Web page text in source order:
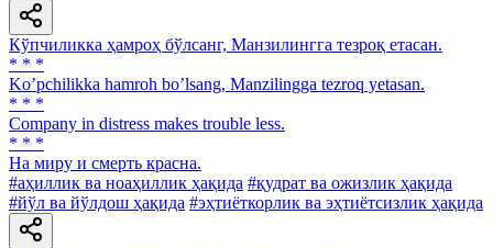
Кўпчиликка ҳамроҳ бўлсанг, Манзилингга тезроқ етасан.
* * *
Koʼpchilikka hamroh boʼlsang, Manzilingga tezroq yetasan.
* * *
Company in distress makes trouble less.
* * *
Ha миру и смерть красна.
#аҳиллик ва ноаҳиллик ҳақида #қудрат ва ожизлик ҳақида
#йўл ва йўлдош ҳақида #эҳтиёткорлик ва эҳтиётсизлик ҳақида